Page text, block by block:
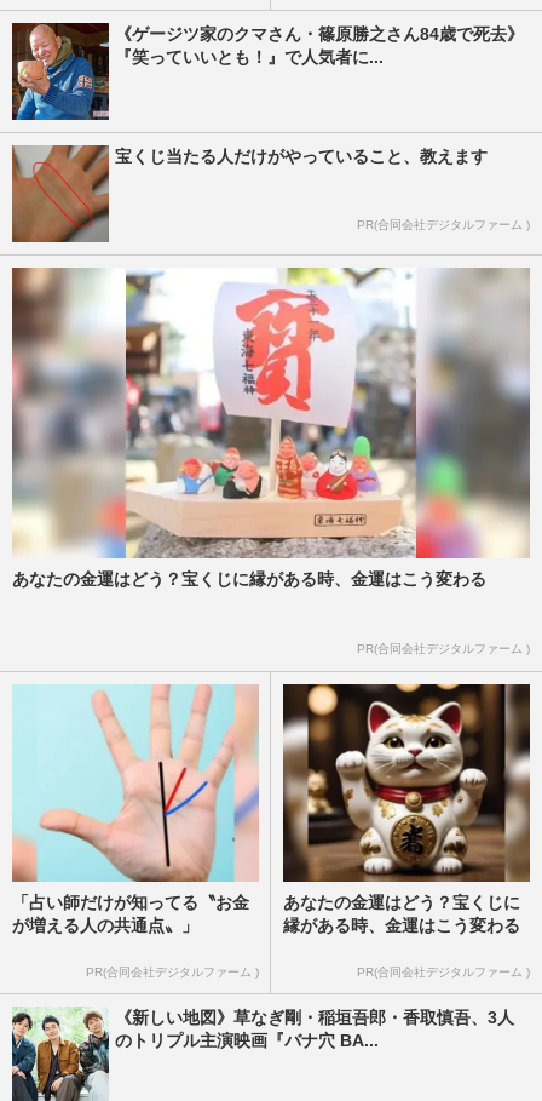
《ゲージツ家のクマさん・篠原勝之さん84歳で死去》
『笑っていいとも！』で人気者に...
宝くじ当たる人だけがやっていること、教えます
PR(合同会社デジタルファーム )
あなたの金運はどう？宝くじに縁がある時、金運はこう変わる
PR(合同会社デジタルファーム )
「占い師だけが知ってる〝お金
が増える人の共通点〟」
PR(合同会社デジタルファーム )
あなたの金運はどう？宝くじに
縁がある時、金運はこう変わる
PR(合同会社デジタルファーム )
《新しい地図》草なぎ剛・稲垣吾郎・香取慎吾、3人
のトリプル主演映画『バナ穴 BA...